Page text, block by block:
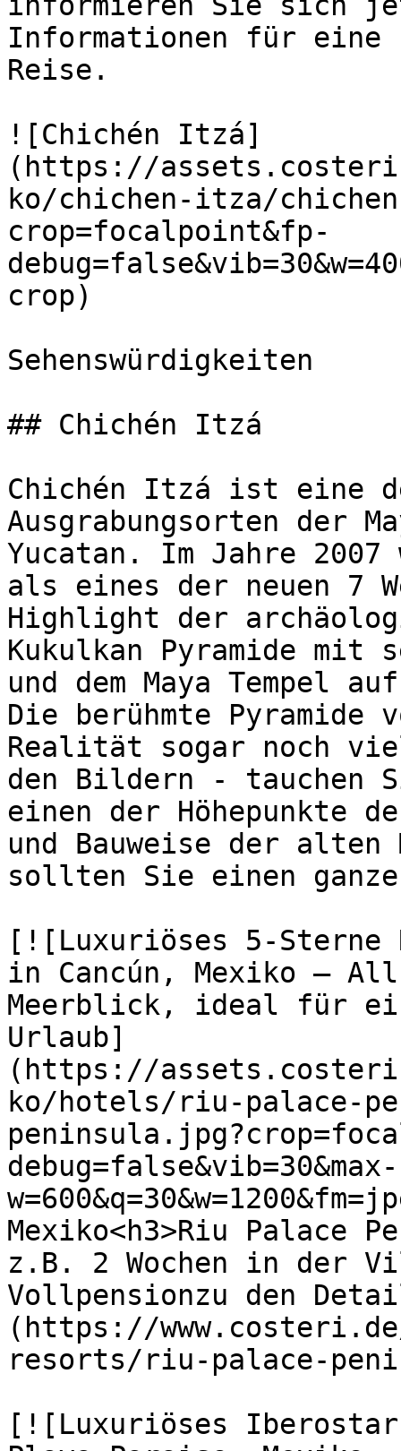
Informationen für eine
Reise.
![Chichén Itzá]
(https://
ko/chichen-itza/
crop=focalpoint&fp-
crop)
Sehenswürdigkeiten
## Chichén Itzá
Chichén Itzá ist eine
Ausgrabungsorten der
Yucatan. Im Jahre 2007
als eines der neuen 7
Highlight der
Kukulkan Pyramide mit
und dem Maya Tempel
Die berühmte
Realität sogar noch
den Bildern - tauchen
einen der Höhepunkte
und Bauweise der alten
sollten Sie einen
[![Luxuriöses 5-Sterne
in Cancún, Mexiko –
Meerblick, ideal für
Urlaub]
(https://
ko/hotels/riu-palace-
debug=false&vib=30&max-
Mexiko<h3>Riu Palace
z.B. 2 Wochen in der
Vollpensionzu den
(https://
resorts/riu-palace-
[![Luxuriöses